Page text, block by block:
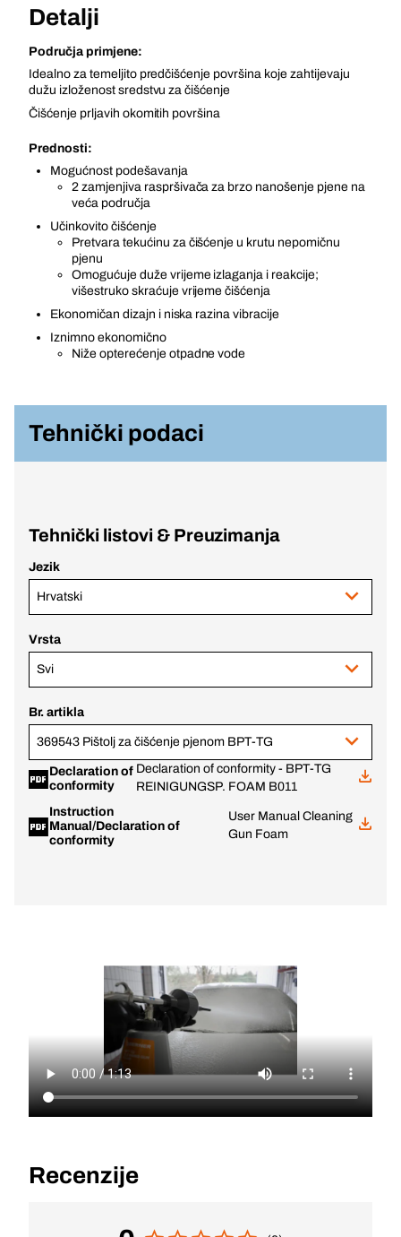
Detalji
Područja primjene:
Idealno za temeljito predčišćenje površina koje zahtijevaju
dužu izloženost sredstvu za čišćenje
Čišćenje prljavih okomitih površina
Prednosti:
Mogućnost podešavanja
2 zamjenjiva raspršivača za brzo nanošenje pjene na
veća područja
Učinkovito čišćenje
Pretvara tekućinu za čišćenje u krutu nepomičnu
pjenu
Omogućuje duže vrijeme izlaganja i reakcije;
višestruko skraćuje vrijeme čišćenja
Ekonomičan dizajn i niska razina vibracije
Iznimno ekonomično
Niže opterećenje otpadne vode
Tehnički podaci
Tehnički listovi & Preuzimanja
Jezik
Hrvatski
Vrsta
Svi
Br. artikla
369543 Pištolj za čišćenje pjenom BPT-TG
Declaration of
conformity
Declaration of conformity - BPT-TG
REINIGUNGSP. FOAM B011
Instruction
Manual/Declaration of
conformity
User Manual Cleaning
Gun Foam
Recenzije